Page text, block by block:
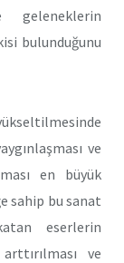
geleneklerin
bulunduğunu
ve
en büyük
sahip bu sanat
eserlerin
ve